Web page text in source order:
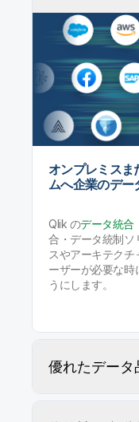
オンプレミスま
ムへ企業のデー
Qlik のデータ統合
合・データ統制ソ
スやアーキテク
ーザーが必要な時
うにします。
優れたデータ